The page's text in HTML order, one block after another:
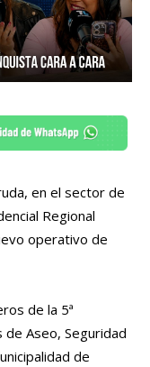
en el sector de
Regional
operativo de
de la 5ª
de Aseo, Seguridad
de